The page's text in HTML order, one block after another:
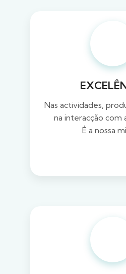
Nas actividades,
na interacção com
É a nossa